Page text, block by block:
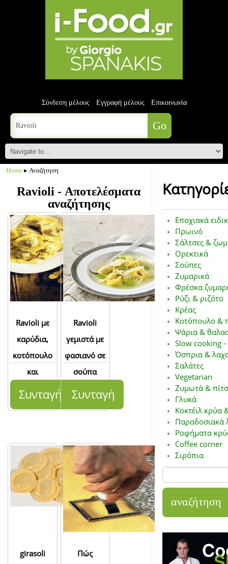
Σύνδεση μέλους Εγγραφή μέλους Επικοινωνία
Home ▸ Αναζήτηση
Ravioli - Αποτελέσματα
αναζήτησης
Ravioli με
καρύδια,
κοτόπουλο
και
χουρμάδες
Συνταγή
Ravioli
γεμιστά με
φασιανό σε
σούπα
σταφυλιών
Συνταγή
girasoli
Πώς
Εποχιακά
Πρωινό
Σάλτσες &
Ορεκτικά
Σούπες
Ζυμαρικά
Φρέσκα
Ρύζι & ριζότο
Κρέας
Κοτόπουλο &
Ψάρια &
Slow cooking -
Όσπρια &
Σαλάτες
Vegetarian
Ζυμωτά &
Γλυκά
Κοκτέιλ κρύα
Παραδοσιακά
Ροφήματα
Coffee corner
Σιρόπια